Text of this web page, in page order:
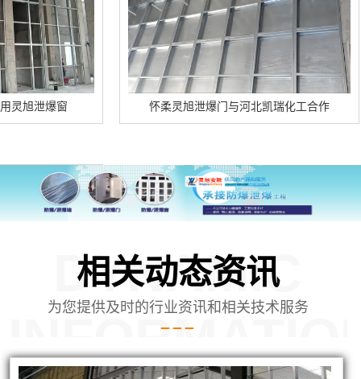
爆窗 怀柔灵旭泄爆门与河北凯瑞化工合作
相关动态资讯
DYNAMIC
为您提供及时的行业资讯和相关技术服务